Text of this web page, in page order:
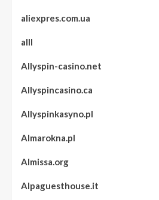
aliexpres.com.ua
alll
Allyspin-casino.net
Allyspincasino.ca
Allyspinkasyno.pl
Almarokna.pl
Almissa.org
Alpaguesthouse.it